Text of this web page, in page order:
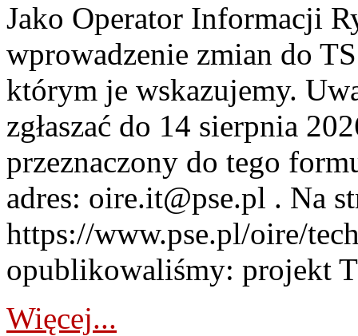
Jako Operator Informacji
wprowadzenie zmian do
którym je wskazujemy.
zgłaszać do 14 sierpnia
przeznaczony do tego
adres: oire.it@pse.pl . Na
https://www.pse.pl/oire/
opublikowaliśmy: projekt
Więcej...